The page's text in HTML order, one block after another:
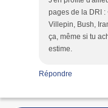
pages de la DRI :
Villepin, Bush,
ça, même si tu
estime.
Répondre